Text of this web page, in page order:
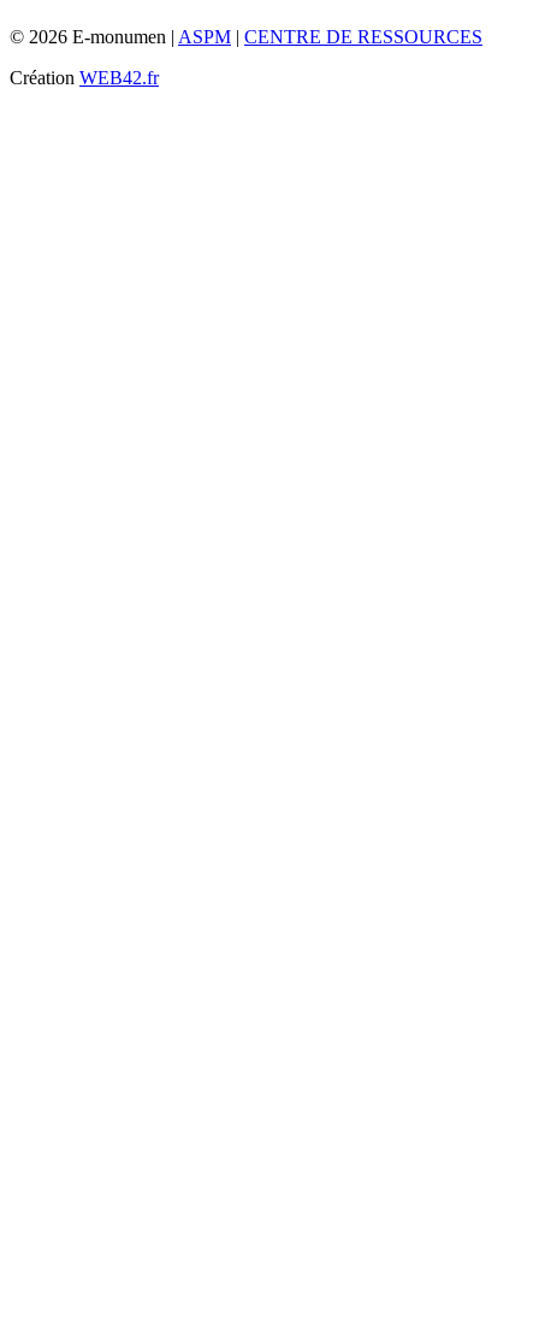
© 2026 E-monumen | ASPM | CENTRE DE RESSOURCES
Création WEB42.fr